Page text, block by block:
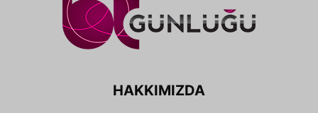
HAKKIMIZDA